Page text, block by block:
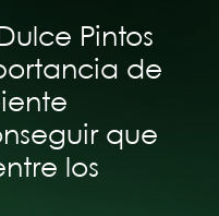
Pintos
de
que
los